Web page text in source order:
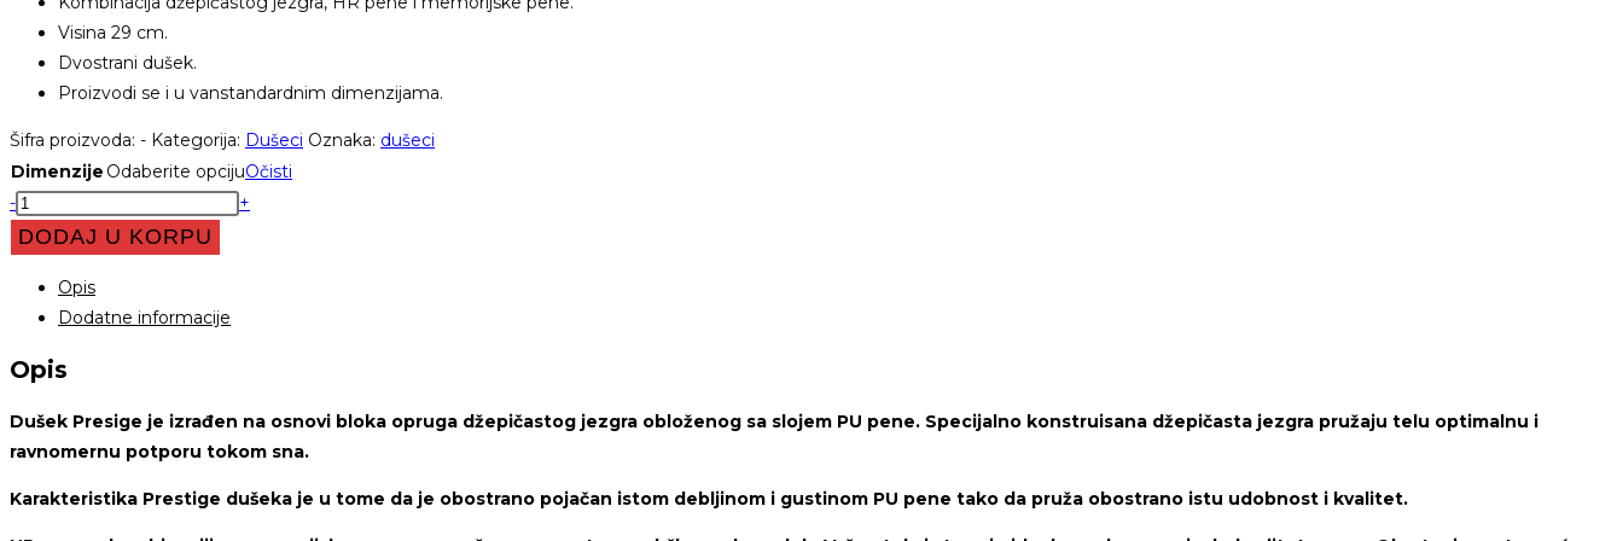
Visina 29 cm.
Dvostrani dušek.
Proizvodi se i u vanstandardnim dimenzijama.
Šifra proizvoda: - Kategorija: Dušeci Oznaka: dušeci
Dimenzije Odaberite opcijuOčisti
Dušek
Prestige
količina
- +
DODAJ U KORPU
Opis
Dodatne informacije
Opis
Dušek Presige je izrađen na osnovi bloka opruga džepičastog jezgra obloženog sa slojem PU pene. Specijalno konstruisana džepičasta jezgra pružaju telu optimalnu i
ravnomernu potporu tokom sna.
Karakteristika Prestige dušeka je u tome da je obostrano pojačan istom debljinom i gustinom PU pene tako da pruža obostrano istu udobnost i kvalitet.